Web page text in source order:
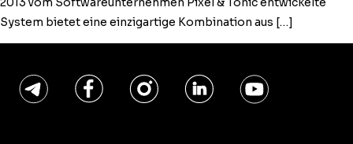
Sys­tem bietet eine einzi­gar­tige Kom­bi­na­tion aus […]